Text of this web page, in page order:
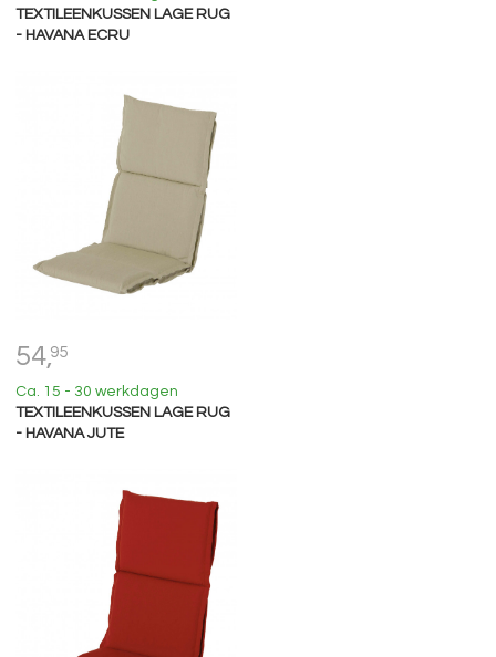
TEXTILEENKUSSEN LAGE RUG
- HAVANA ECRU
54,95
Ca. 15 - 30 werkdagen
TEXTILEENKUSSEN LAGE RUG
- HAVANA JUTE